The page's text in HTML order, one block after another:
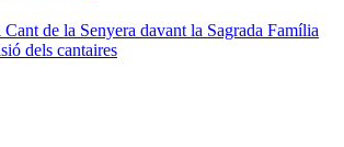
de la Senyera davant la Sagrada Família
dels cantaires